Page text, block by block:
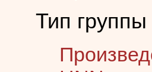
Тип группы